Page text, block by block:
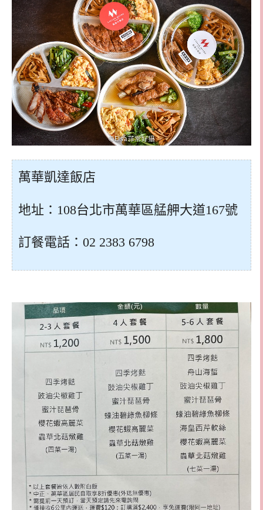
萬華凱達飯店
地址：108台北市萬華區艋舺大道167號
訂餐電話：02 2383 6798